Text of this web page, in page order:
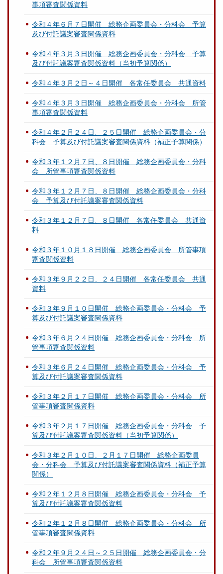
事項審査関係資料
令和４年６月７日開催 総務企画委員会・分科会 予算
及び付託議案審査関係資料
令和４年３月３日開催 総務企画委員会・分科会 予算
及び付託議案審査関係資料（当初予算関係）
令和４年３月２日～４日開催 各常任委員会 共通資料
令和４年３月３日開催 総務企画委員会・分科会 所管
事項審査関係資料
令和４年２月２４日、２５日開催 総務企画委員会・分
科会 予算及び付託議案審査関係資料（補正予算関係）
令和３年１２月７日、８日開催 総務企画委員会・分科
会 所管事項審査関係資料
令和３年１２月７日、８日開催 総務企画委員会・分科
会 予算及び付託議案審査関係資料
令和３年１２月７日、８日開催 各常任委員会 共通資
料
令和３年１０月１８日開催 総務企画委員会 所管事項
審査関係資料
令和３年９月２２日、２４日開催 各常任委員会 共通
資料
令和３年９月１０日開催 総務企画委員会・分科会 予
算及び付託議案審査関係資料
令和３年６月２４日開催 総務企画委員会・分科会 所
管事項審査関係資料
令和３年６月２４日開催 総務企画委員会・分科会 予
算及び付託議案審査関係資料
令和３年２月１７日開催 総務企画委員会・分科会 所
管事項審査関係資料
令和３年２月１７日開催 総務企画委員会・分科会 予
算及び付託議案審査関係資料（当初予算関係）
令和３年２月１０日、２月１７日開催 総務企画委員
会・分科会 予算及び付託議案審査関係資料（補正予算
関係）
令和２年１２月８日開催 総務企画委員会・分科会 予
算及び付託議案審査関係資料
令和２年１２月８日開催 総務企画委員会・分科会 所
管事項審査関係資料
令和２年９月２４日～２５日開催 総務企画委員会・分
科会 所管事項審査関係資料